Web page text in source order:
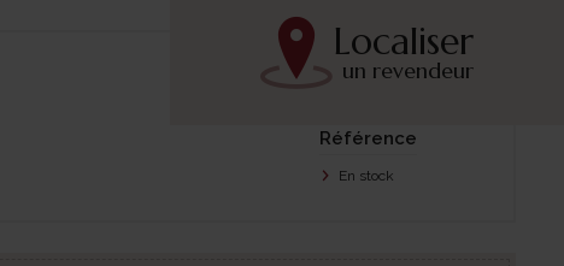
Localiser
un revendeur
Référence
En stock